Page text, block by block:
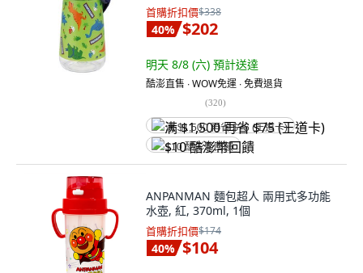
首購折扣價$338
40% $202
明天 8/8 (六) 預計送達
酷澎直售 ∙ WOW免運 ∙ 免費退貨
(320)
满 $1,500 再省 $75 (王道卡)
$10 酷澎幣回饋
ANPANMAN 麵包超人 兩用式多功能
水壺, 紅, 370ml, 1個
首購折扣價$174
40% $104